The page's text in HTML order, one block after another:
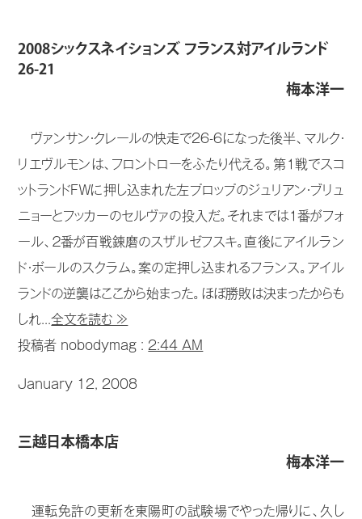
2008シックスネイションズ フランス対アイルランド
26-21
梅本洋一
ヴァンサン・クレールの快走で26-6になった後半、マルク・
リエヴルモンは、フロントローをふたり代える。第１戦でスコ
ットランドＦＷに押し込まれた左プロップのジュリアン・ブリュ
ニョーとフッカーのセルヴァの投入だ。それまでは１番がフォ
ール、２番が百戦錬磨のスザルゼフスキ。直後にアイルラン
ド・ボールのスクラム。案の定押し込まれるフランス。アイル
ランドの逆襲はここから始まった。ほぼ勝敗は決まったからも
しれ...全文を読む ≫
投稿者 nobodymag : 2:44 AM
January 12, 2008
三越日本橋本店
梅本洋一
運転免許の更新を東陽町の試験場でやった帰りに、久し